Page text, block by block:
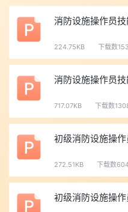
(2000年之前为《中国高等教
下载);
⑥每个单位一份营业执照复
⑦每人一份身份证复印件;
⑧非陕西身份证号码的考
明，加盖公章;
⑨个人中级证书复印件(
附上身份证号码)。
5、复审合格人员按要求现
还。
四、考试时间
理论全国统考时间：2019
消防设施操作员
224.75KB 下载数
消防设施操作员
717.07KB 下载数
初级消防设施操
272.51KB 下载数
初级消防设施操